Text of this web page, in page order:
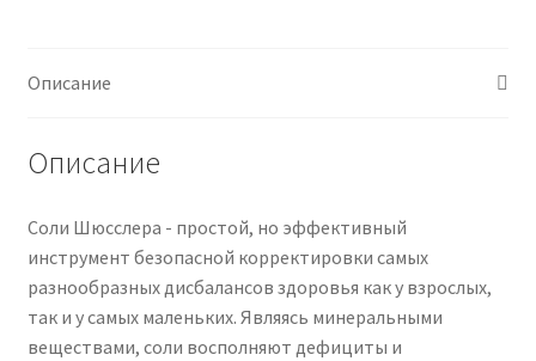
Описание
Описание
Соли Шюсслера - простой, но эффективный
инструмент безопасной корректировки самых
разнообразных дисбалансов здоровья как у взрослых,
так и у самых маленьких. Являясь минеральными
веществами, соли восполняют дефициты и